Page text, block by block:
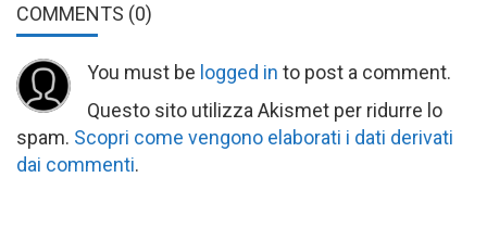
COMMENTS (0)
You must be logged in to post a comment.
Questo sito utilizza Akismet per ridurre lo
spam. Scopri come vengono elaborati i dati derivati
dai commenti.